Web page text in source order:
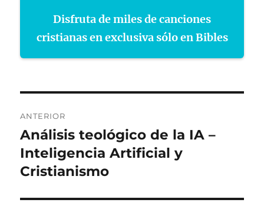
Disfruta de miles de canciones
cristianas en exclusiva sólo en Bibles
de
entradas
ANTERIOR
Entrada
anterior:
Análisis teológico de la IA –
Inteligencia Artificial y
Cristianismo